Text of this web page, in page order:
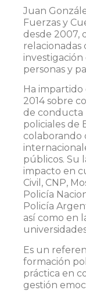
Juan
Fuerzas y
desde 2007,
relacionadas
personas y
Ha impartido
2014 sobre
de conducta
policiales de
colaborando
públicos. Su
impacto en
Civil, CNP,
Policía
Policía
así como en
Es un
formación
práctica en
gestión